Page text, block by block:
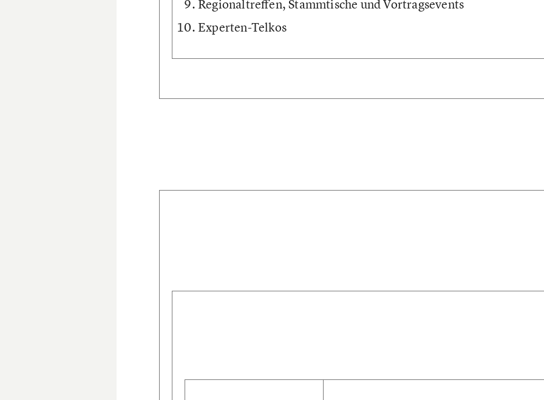
Regionaltreffen, Stammtische und Vortragsevents
Experten-Telkos